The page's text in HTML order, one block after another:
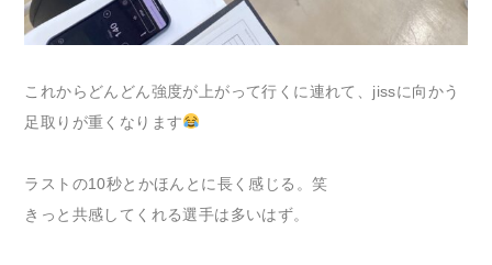
これからどんどん強度が上がって行くに連れて、jissに向かう
足取りが重くなります
ラストの10秒とかほんとに長く感じる。笑
きっと共感してくれる選手は多いはず。